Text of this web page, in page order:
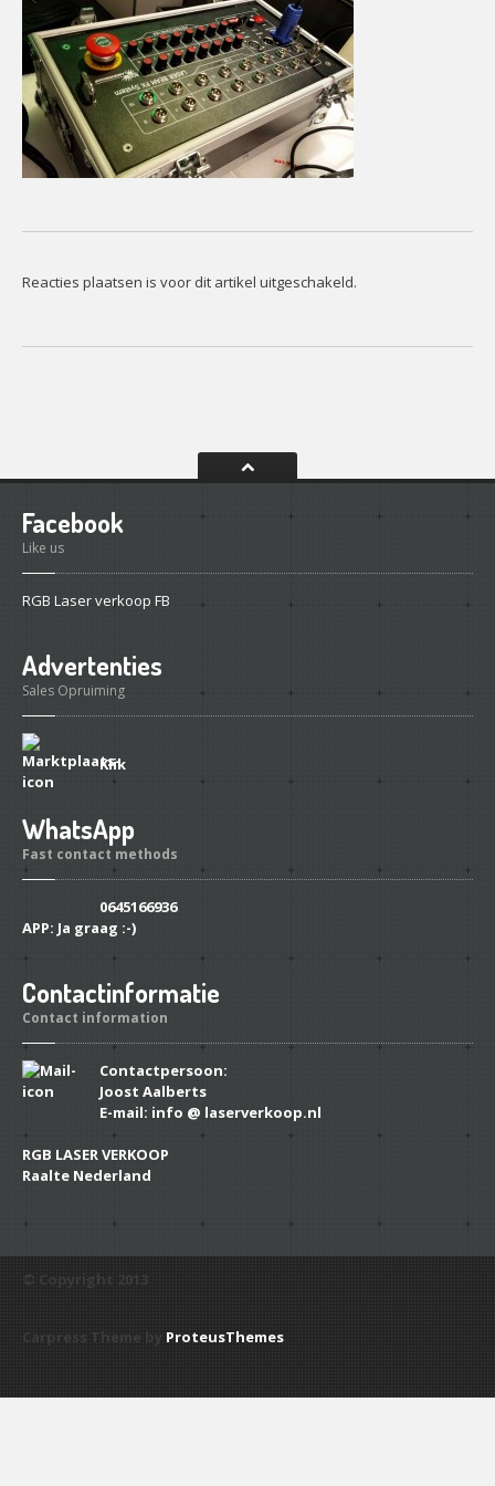
CONTACT
Contact
HetTeam
Info
Reacties plaatsen is voor dit artikel uitgeschakeld.
Facebook
Like us
RGB Laser verkoop FB
Advertenties
Sales Opruiming
Klik
WhatsApp
Fast contact methods
0645166936
APP: Ja graag :-)
Contactinformatie
Contact information
Contactpersoon:
Joost Aalberts
E-mail: info @ laserverkoop.nl
RGB LASER VERKOOP
Raalte Nederland
ProteusThemes